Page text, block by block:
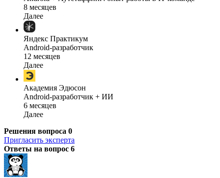
8 месяцев
Далее
Яндекс Практикум
Android-разработчик
12 месяцев
Далее
Академия Эдюсон
Android-разработчик + ИИ
6 месяцев
Далее
Решения вопроса 0
Пригласить эксперта
Ответы на вопрос 6